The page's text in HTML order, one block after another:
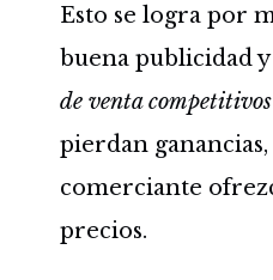
Esto se logra por
buena publicidad y
de venta competitivos
pierdan
comerciante
precios.